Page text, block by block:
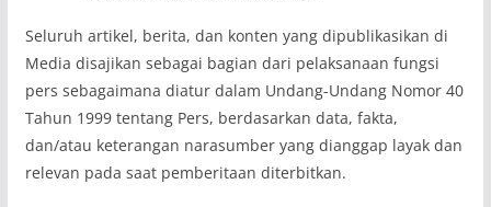
‎Seluruh artikel, berita, dan konten yang dipublikasikan di
Media disajikan sebagai bagian dari pelaksanaan fungsi
pers sebagaimana diatur dalam Undang-Undang Nomor 40
Tahun 1999 tentang Pers, berdasarkan data, fakta,
dan/atau keterangan narasumber yang dianggap layak dan
relevan pada saat pemberitaan diterbitkan.